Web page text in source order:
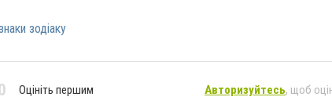
зодіаку
Оцініть першим Авторизуйтесь, щоб